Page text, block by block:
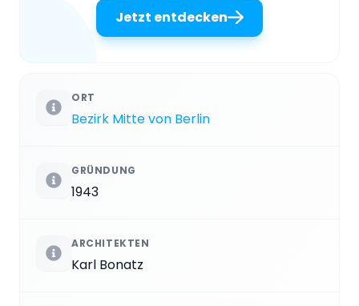
Jetzt entdecken
ORT
Bezirk Mitte von Berlin
GRÜNDUNG
1943
ARCHITEKTEN
Karl Bonatz